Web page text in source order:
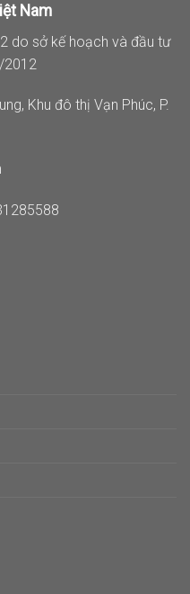
Nam
do sở kế hoạch và đầu tư
2012
Khu đô thị Vạn Phúc, P.